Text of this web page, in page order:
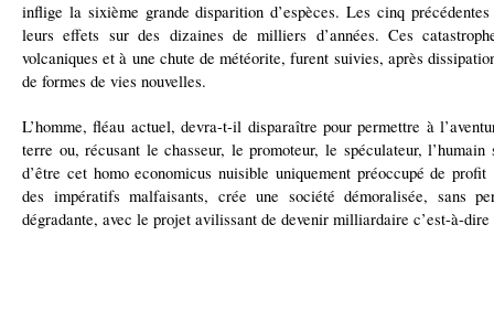
inflige la sixième grande disparition d’espèces. Les cinq
leurs effets sur des dizaines de milliers d’années. Ces
volcaniques et à une chute de météorite, furent suivies, après
de formes de vies nouvelles.
L’homme, fléau actuel, devra-t-il disparaître pour permettre à
terre ou, récusant le chasseur, le promoteur, le spéculateur,
d’être cet homo economicus nuisible uniquement préoccupé de
des impératifs malfaisants, crée une société démoralisée, sans
dégradante, avec le projet avilissant de devenir milliardaire c’est-à-